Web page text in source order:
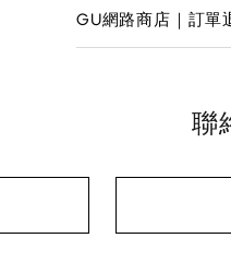
GU網路商店｜訂單
聯